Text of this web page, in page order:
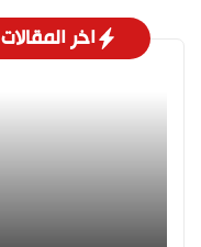
اخر المقالات